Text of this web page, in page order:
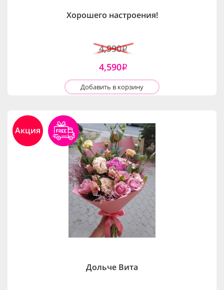
Хорошего настроения!
4,990i
4,590i
Добавить в корзину
Акция
Дольче Вита